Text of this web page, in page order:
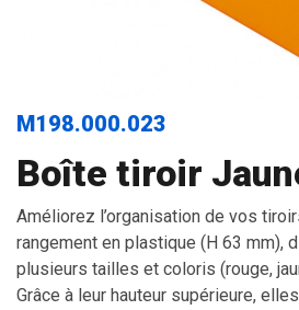
M198.000.023
Boîte tiroir
Améliorez l’organisation de vos
rangement en plastique (H 63 mm),
plusieurs tailles et coloris (rouge,
Grâce à leur hauteur supérieure,